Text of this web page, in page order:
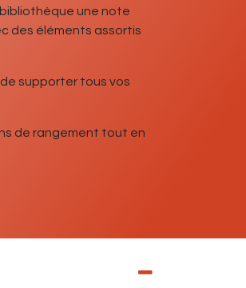
une note
des éléments assortis
supporter tous vos
de rangement tout en